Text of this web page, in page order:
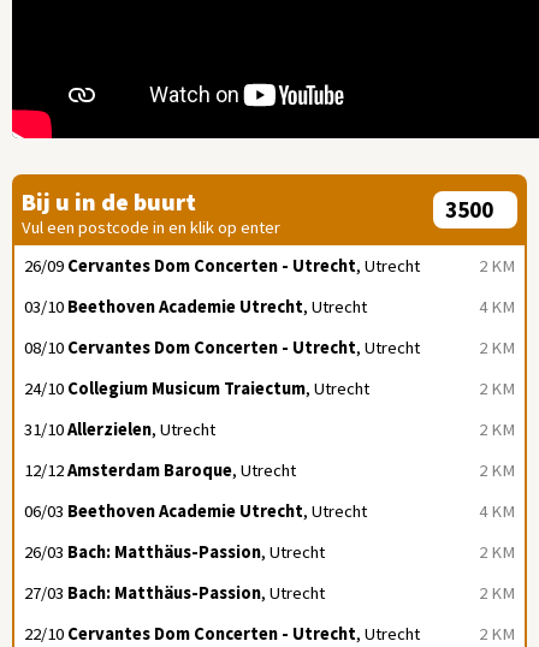
Bij u in de buurt
Vul een postcode in en klik op enter
2 KM
26/09 Cervantes Dom Concerten - Utrecht, Utrecht
4 KM
03/10 Beethoven Academie Utrecht, Utrecht
2 KM
08/10 Cervantes Dom Concerten - Utrecht, Utrecht
2 KM
24/10 Collegium Musicum Traiectum, Utrecht
2 KM
31/10Allerzielen, Utrecht
2 KM
12/12Amsterdam Baroque, Utrecht
4 KM
06/03 Beethoven Academie Utrecht, Utrecht
2 KM
26/03 Bach: Matthäus-Passion, Utrecht
2 KM
27/03 Bach: Matthäus-Passion, Utrecht
2 KM
22/10 Cervantes Dom Concerten - Utrecht, Utrecht